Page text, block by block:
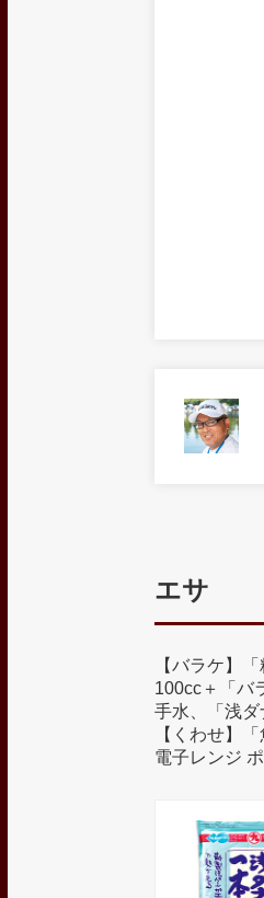
エサ
【バラケ】
100cc＋「バ
手水、「浅ダ
【くわせ】
電子レンジ